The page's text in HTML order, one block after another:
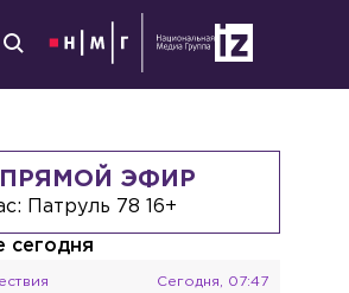
ПРЯМОЙ ЭФИР
Патруль 78 16+
сегодня
Сегодня, 07:47